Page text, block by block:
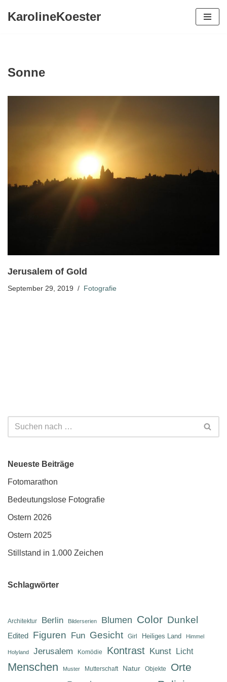
KarolineKoester
Sonne
Jerusalem of Gold
September 29, 2019 Fotografie
Neueste Beiträge
Fotomarathon
Bedeutungslose Fotografie
Ostern 2026
Ostern 2025
Stillstand in 1.000 Zeichen
Schlagwörter
Architektur Berlin Bilderserien Blumen Color Dunkel
Edited Figuren Fun Gesicht Girl Heiliges Land Himmel
Holyland Jerusalem Komödie Kontrast Kunst Licht
Menschen Muster Mutterschaft Natur Objekte Orte